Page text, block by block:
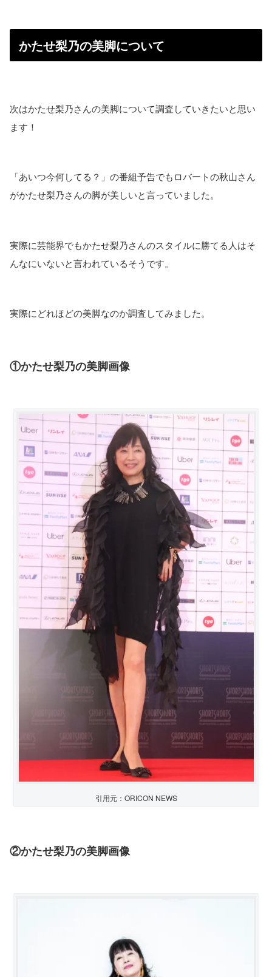
かたせ梨乃の美脚について
次はかたせ梨乃さんの美脚について調査していきたいと思い
ます！
「あいつ今何してる？」の番組予告でもロバートの秋山さん
がかたせ梨乃さんの脚が美しいと言っていました。
実際に芸能界でもかたせ梨乃さんのスタイルに勝てる人はそ
んなにいないと言われているそうです。
実際にどれほどの美脚なのか調査してみました。
①かたせ梨乃の美脚画像
引用元：ORICON NEWS
②かたせ梨乃の美脚画像